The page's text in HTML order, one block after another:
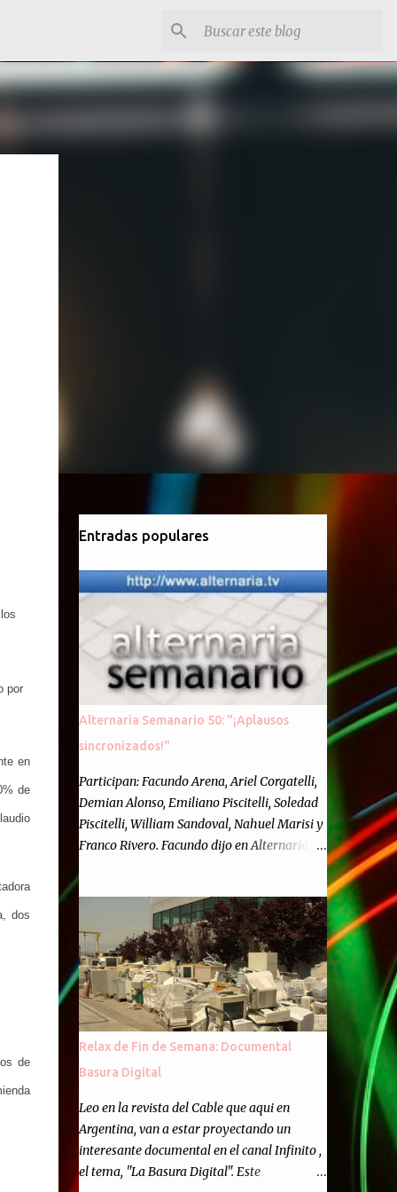
por
en
de
dos
de
Entradas populares
Alternaria Semanario 50: "¡Aplausos
sincronizados!"
Participan: Facundo Arena, Ariel Corgatelli,
Demian Alonso, Emiliano Piscitelli, Soledad
Piscitelli, William Sandoval, Nahuel Marisi y
Franco Rivero. Facundo dijo en Alternaria :
episodios de Alternaria Semanario.
Cincuenta ocasiones para ponernos en
contacto con ustedes y contarles las noticias
de tecnología más importantes, desde
nuestra propia óptica: un punto de vista
independiente e informal.Para festejarlo, se
nos ocurrió que estemos todos juntos; y
cuando digo "todos" me refiero a toda la
semanario como panelista, y a ustedes. Por
eso se nos ocurrió la idea de emitir video en
vivo. La tarea no fué facil, hubo que
coordinar horarios, preparar el estudio,
configurar muchos programejos y hacer
Relax de Fin de Semana: Documental
Basura Digital
Leo en la revista del Cable que aqui en
Argentina, van a estar proyectando un
interesante documental en el canal Infinito ,
el tema, "La Basura Digital". Este